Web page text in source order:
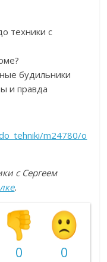
техники с
будильники
и правда
m24780/o
с Сергеем
.
0 0